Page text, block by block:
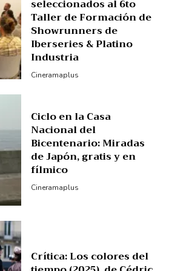
seleccionados al 6to
Taller de Formación de
Showrunners de
Iberseries & Platino
Industria
Cineramaplus
Ciclo en la Casa
Nacional del
Bicentenario: Miradas
de Japón, gratis y en
fílmico
Cineramaplus
Crítica: Los colores del